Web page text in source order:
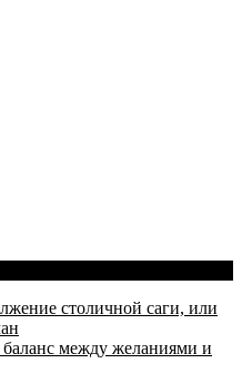
столичной саги, или
между желаниями и